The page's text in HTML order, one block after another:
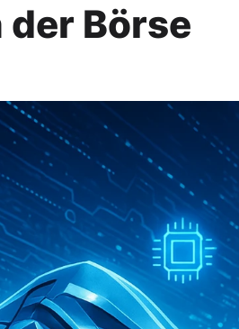
Börse